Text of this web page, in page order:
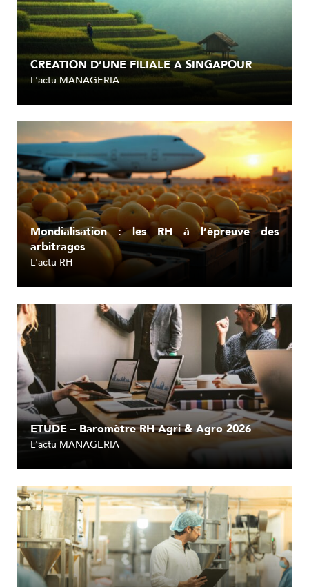
L'actu MANAGERIA
CREATION D’UNE FILIALE A SINGAPOUR
L'actu RH
Mondialisation : les RH à l’épreuve des
arbitrages
L'actu MANAGERIA
ETUDE – Baromètre RH Agri & Agro 2026